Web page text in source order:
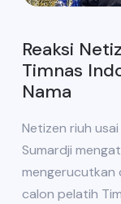
Reaksi
Timnas
Nama
Netizen riuh
Sumardji
mengerucutkan
calon pelatih